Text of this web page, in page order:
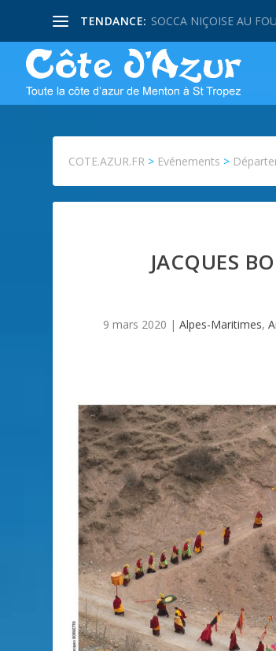
TENDANCE: SOCCA NIÇOISE AU
COTE.AZUR.FR > Evénements >
JACQUES
9 mars 2020 |Alpes-Maritimes,